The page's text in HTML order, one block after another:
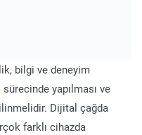
bilgi ve deneyim
sürecinde yapılması ve
Dijital çağda
farklı cihazda